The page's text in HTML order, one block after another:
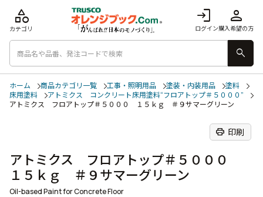
login
ログイン
person
購入希望の方
category
カテゴリ
search
ホーム 商品カテゴリ一覧 工事・照明用品 塗装・内装用品
塗料
床用塗料
アトミクス コンクリート床用塗料“フロアトップ＃５０００”
アトミクス フロアトップ＃５０００ １５ｋｇ ＃９サマーグリーン
print 印刷
アトミクス フロアトップ＃５０００
１５ｋｇ ＃９サマーグリーン
Oil-based Paint for Concrete Floor